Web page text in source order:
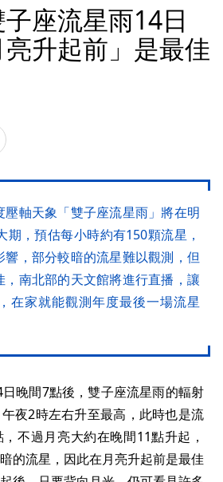
座流星雨14日
升起前」是最佳
軸天象「雙子座流星雨」將在明
期，預估每小時約有150顆流星，
，部分較暗的流星難以觀測，但
南北部的天文館將進行直播，讓
在家就能觀測年度最後一場流星
晚間7點後，雙子座流星雨的輻射
夜2時左右升至最高，此時也是流
不過月亮大約在晚間11點升起，
的流星，因此在月亮升起前是最佳